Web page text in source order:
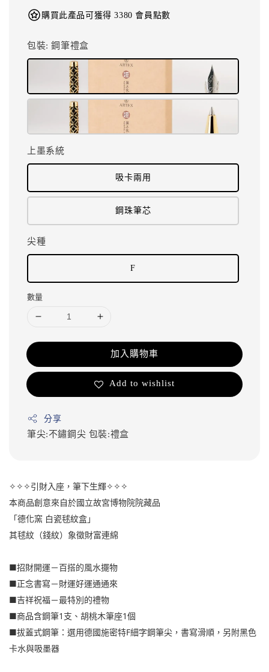
購買此產品可獲得 3380 會員點數
包裝: 鋼筆禮盒
上墨系統
吸卡兩用
鋼珠筆芯
尖種
F
數量
加入購物車
Add to wishlist
分享
筆尖:不鏽鋼尖 包裝:禮盒
✧✧✧引財入座，筆下生輝✧✧✧
本商品創意來自於國立故宮博物院院藏品
「德化窯 白瓷毬紋盒」
其毬紋（錢紋）象徵財富連綿
■招財開運－百搭的風水擺物
■正念書寫－財運好運通通來
■吉祥祝福－最特別的禮物
■商品含鋼筆1支、胡桃木筆座1個
■拔蓋式鋼筆：選用德國施密特F細字鋼筆尖，書寫滑順，另附黑色
卡水與吸墨器